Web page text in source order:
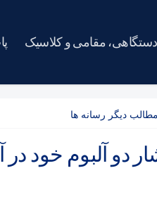
دستگاهی، مقامی و کلاسیک
مطالب دیگر رسانه ها
دو آلبوم خود در